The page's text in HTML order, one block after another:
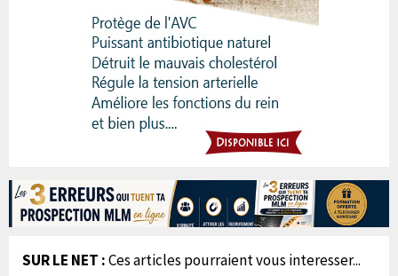
SUR LE NET :Ces articles pourraient vous interesser...